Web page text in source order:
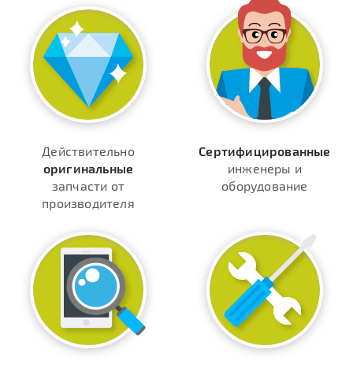
Действительно
оригинальные
запчасти от
производителя
Сертифицированные
инженеры и
оборудование